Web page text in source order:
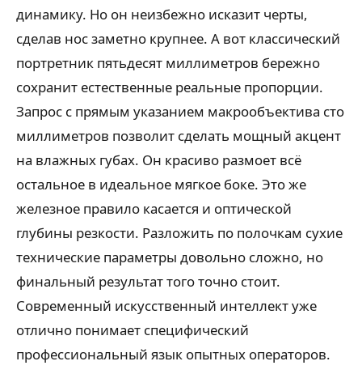
динамику. Но он неизбежно исказит черты,
сделав нос заметно крупнее. А вот классический
портретник пятьдесят миллиметров бережно
сохранит естественные реальные пропорции.
Запрос с прямым указанием макрообъектива сто
миллиметров позволит сделать мощный акцент
на влажных губах. Он красиво размоет всё
остальное в идеальное мягкое боке. Это же
железное правило касается и оптической
глубины резкости. Разложить по полочкам сухие
технические параметры довольно сложно, но
финальный результат того точно стоит.
Современный искусственный интеллект уже
отлично понимает специфический
профессиональный язык опытных операторов.